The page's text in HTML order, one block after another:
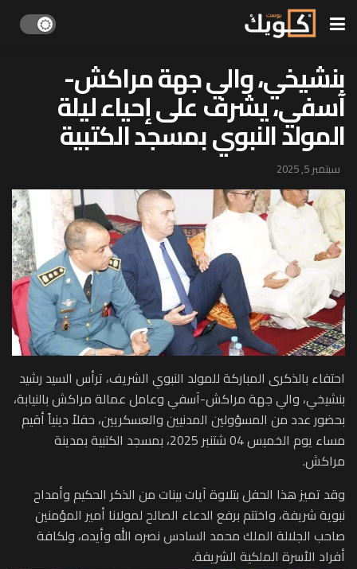
بنشيخي، والي جهة مراكش-
آسفي، يشرف على إحياء ليلة
المولد النبوي بمسجد الكتبية
سبتمبر 5, 2025
احتفاء بالذكرى المباركة للمولد النبوي الشريف، ترأس السيد رشيد
بنشيخي، والي جهة مراكش-آسفي وعامل عمالة مراكش بالنيابة،
بحضور عدد من المسؤولين المدنيين والعسكريين، حفلاً دينياً أقيم
مساء يوم الخميس 04 شتنبر 2025، بمسجد الكتبية بمدينة
مراكش.
وقد تميز هذا الحفل بتلاوة آيات بينات من الذكر الحكيم وأمداح
نبوية شريفة، واختتم برفع الدعاء الصالح لمولانا أمير المؤمنين
صاحب الجلالة الملك محمد السادس نصره الله وأيده، ولكافة
أفراد الأسرة الملكية الشريفة.